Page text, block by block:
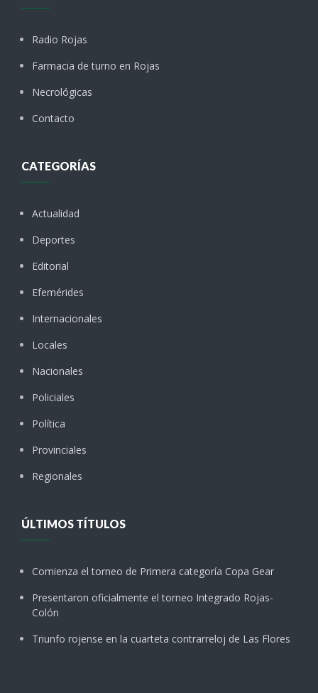
Radio Rojas
Farmacia de turno en Rojas
Necrológicas
Contacto
CATEGORÍAS
Actualidad
Deportes
Editorial
Efemérides
Internacionales
Locales
Nacionales
Policiales
Política
Provinciales
Regionales
ÚLTIMOS TÍTULOS
Comienza el torneo de Primera categoría Copa Gear
Presentaron oficialmente el torneo Integrado Rojas-
Colón
Triunfo rojense en la cuarteta contrarreloj de Las Flores